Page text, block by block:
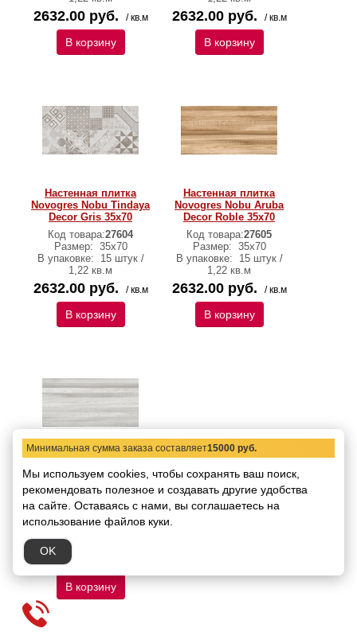
2632.00 руб. / кв.м
В корзину
2632.00 руб. / кв.м
В корзину
Настенная плитка
Novogres Nobu Tindaya
Decor Gris 35х70
Код товара:27604
Размер: 35х70
В упаковке:
15 штук /
1,22 кв.м
2632.00 руб. / кв.м
В корзину
Настенная плитка
Novogres Nobu Aruba
Decor Roble 35х70
Код товара:27605
Размер: 35х70
В упаковке:
15 штук /
1,22 кв.м
2632.00 руб. / кв.м
В корзину
Novogres Nobu Aruba
Decor Gris 35х70
Код товара:27606
Размер:35х70
15 штук /
1,22 кв.м
2632.00 руб.
В корзину
Минимальная сумма заказа составляет15000 руб.
Мы используем cookies, чтобы сохранять ваш поиск,
рекомендовать полезное и создавать другие удобства
на сайте. Оставаясь с нами, вы соглашаетесь на
использование файлов куки.
OK